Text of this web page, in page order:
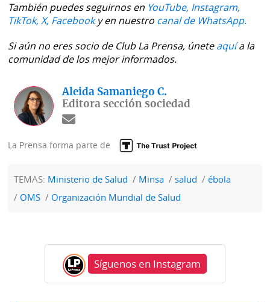
También puedes seguirnos en YouTube, Instagram,
TikTok, X, Facebooky en nuestro canal de WhatsApp.
Si aún no eres socio de Club La Prensa, úneteaquía la
comunidad de los mejor informados.
Aleida Samaniego C.
Editora sección sociedad
La Prensa forma parte de
TEMAS: Ministerio de Salud Minsa salud
ébola
OMS
Organización Mundial de Salud
Síguenos en Instagram